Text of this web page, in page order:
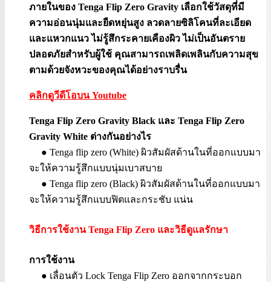
ภายในของ Tenga Flip Zero Gravity เลือกใช้วัสดุที่มี
ความอ่อนนุ่มและยืดหยุ่นสูง ลวดลายซิลิโคนที่ละเอียด
และแหวกแนว ไม่รู้สึกระคายเคืองผิว ไม่เป็นอันตราย
ปลอดภัยสำหรับผู้ใช้ คุณสามารถเพลิดเพลินกับความสุข
ตามด้วยจังหวะของคุณได้อย่างราบรื่น
คลิกดูวีดีโอบน Youtube
Tenga Flip Zero Gravity Black และ Tenga Flip Zero
Gravity White ต่างกันอย่างไร
● Tenga flip zero (White) ผิวสัมผัสด้านในที่ออกแบบมา
จะให้ความรู้สึกแบบนุ่มเบาสบาย
● Tenga flip zero (Black) ผิวสัมผัสด้านในที่ออกแบบมา
จะให้ความรู้สึกแบบฟิตและกระชับ แน่น
วิธีการใช้งาน Tenga Flip Zero และวิธีดูแลรักษา
การใช้งาน
● เลื่อนตัว Lock Tenga Flip Zero ออกจากกระบอก